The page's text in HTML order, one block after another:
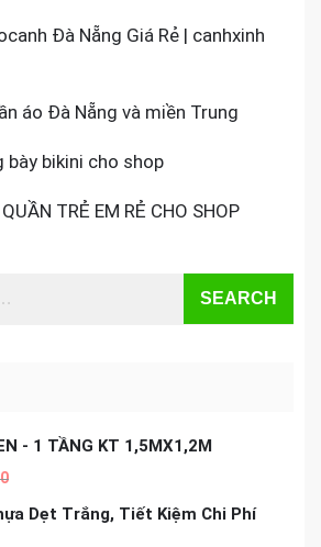
Đà Nẵng Giá Rẻ | canhxinh
áo Đà Nẵng và miền Trung
bikini cho shop
TRẺ EM RẺ CHO SHOP
SEARCH
- 1 TẦNG KT 1,5MX1,2M
Dẹt Trắng, Tiết Kiệm Chi Phí